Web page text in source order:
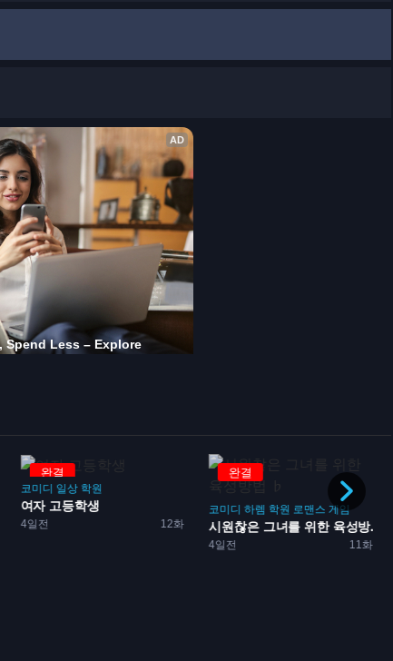
완결
코미디 일상 학원
4일전 12화
여자 고등학생
완결
코미디 하렘 학원 로맨스 게임
4일전 11화
시원찮은 그녀를 위한 육성방...